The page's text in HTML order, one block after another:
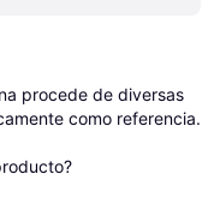
procede de diversas
como referencia.